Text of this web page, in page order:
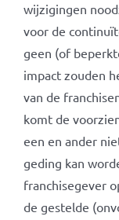
wijzigingen
voor de
geen (of
impact zouden
van de
komt de
een en ander
geding kan
franchisegever
de gestelde